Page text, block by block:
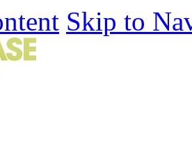
Skip to